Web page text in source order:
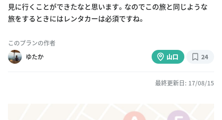
見に行くことができたなと思います。なのでこの旅と同じような
旅をするときにはレンタカーは必須ですね。
このプランの作者
ゆたか
山口 24
最終更新日: 17/08/15